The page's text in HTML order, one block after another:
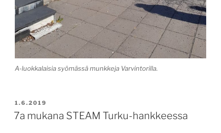
A-luokkalaisia syömässä munkkeja Varvintorilla.
JULKAISTU
1.6.2019
7a mukana STEAM Turku-hankkeessa